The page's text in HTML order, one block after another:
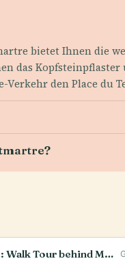
bietet Ihnen die
das
den Place du
[4K] The UNTOURISTY Side of Paris&#39; 18th Arrondissement: Walk Tour behind Montmartre